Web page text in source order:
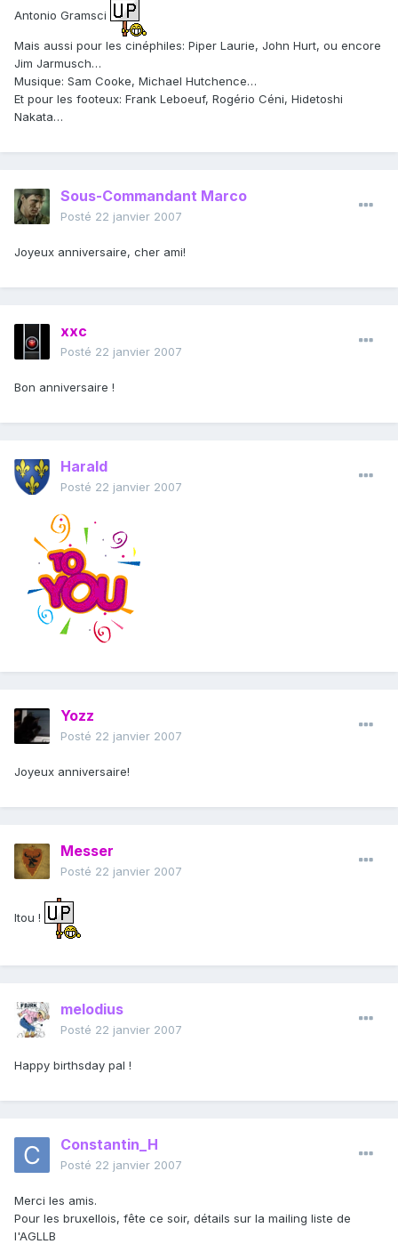
Antonio Gramsci
Mais aussi pour les cinéphiles: Piper Laurie, John Hurt, ou encore
Jim Jarmusch…
Musique: Sam Cooke, Michael Hutchence…
Et pour les footeux: Frank Leboeuf, Rogério Céni, Hidetoshi
Nakata…
Sous-Commandant Marco
Posté 22 janvier 2007
Joyeux anniversaire, cher ami!
xxc
Posté 22 janvier 2007
Bon anniversaire !
Harald
Posté 22 janvier 2007
Yozz
Posté 22 janvier 2007
Joyeux anniversaire!
Messer
Posté 22 janvier 2007
Itou !
melodius
Posté 22 janvier 2007
Happy birthsday pal !
Constantin_H
Posté 22 janvier 2007
Merci les amis.
Pour les bruxellois, fête ce soir, détails sur la mailing liste de
l'AGLLB